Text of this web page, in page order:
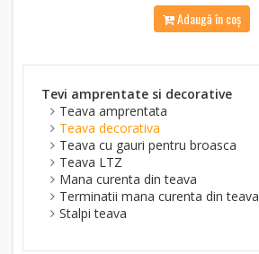
Adaugă în coș
Tevi amprentate si decorative
Teava amprentata
Teava decorativa
Teava cu gauri pentru broasca
Teava LTZ
Mana curenta din teava
Terminatii mana curenta din teava
Stalpi teava